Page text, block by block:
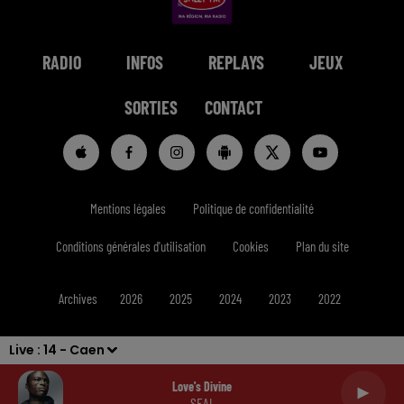
Live : 14 - Caen
Love's Divine
RADIO INFOS REPLAYS JEUX
SORTIES CONTACT
Mentions légales Politique de confidentialité
Conditions générales d'utilisation Cookies Plan du site
Archives 2026 2025 2024 2023 2022